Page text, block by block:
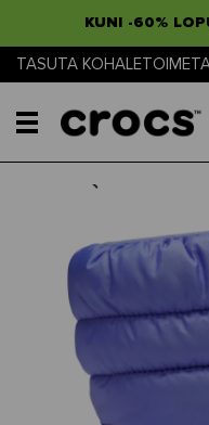
KUNI -60%
TASUTA